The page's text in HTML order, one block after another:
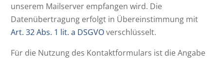
unserem Mailserver empfangen wird. Die
Datenübertragung erfolgt in Übereinstimmung mit
Art. 32 Abs. 1 lit. a DSGVOverschlüsselt.
Für die Nutzung des Kontaktformulars ist die Angabe